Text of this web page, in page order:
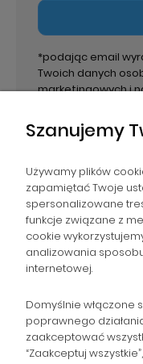
*podając email
Twoich danych
marketingowych i
NAWIGACJA
POMOC
ZAMÓWIENIA
POPULARNE
Szanujemy
Używamy plików
zapamiętać Twoje
spersonalizowane
funkcje związane z
cookie
analizowania
internetowej.
Domyślnie włączone
poprawnego
zaakceptować
“Zaakceptuj